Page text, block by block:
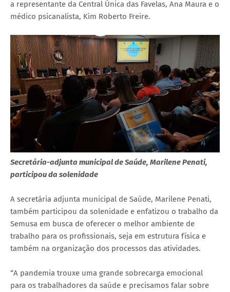
a representante da Central Única das Favelas, Ana Maura e o
médico psicanalista, Kim Roberto Freire.
Secretária-adjunta municipal de Saúde, Marilene Penati,
participou da solenidade
A secretária adjunta municipal de Saúde, Marilene Penati,
também participou da solenidade e enfatizou o trabalho da
Semusa em busca de oferecer o melhor ambiente de
trabalho para os profissionais, seja em estrutura física e
também na organização dos processos das atividades.
“A pandemia trouxe uma grande sobrecarga emocional
para os trabalhadores da saúde e precisamos falar sobre